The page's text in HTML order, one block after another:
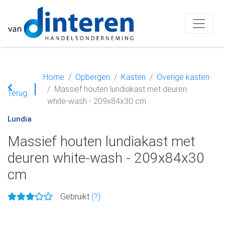
Terug
Home Opbergen Kasten
Overige kasten
Massief houten lundiakast met deuren
white-wash - 209x84x30 cm
Lundia
Massief houten lundiakast met
deuren white-wash - 209x84x30
cm
Gebruikt (?)